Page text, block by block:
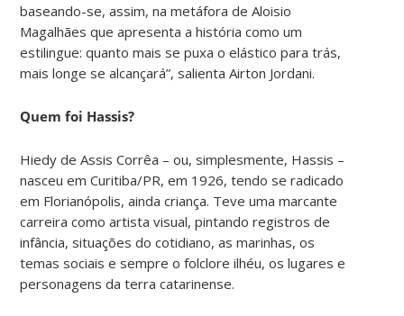
baseando-se, assim, na metáfora de Aloisio
Magalhães que apresenta a história como um
estilingue: quanto mais se puxa o elástico para trás,
mais longe se alcançará”, salienta Airton Jordani.
Quem foi Hassis?
Hiedy de Assis Corrêa – ou, simplesmente, Hassis –
nasceu em Curitiba/PR, em 1926, tendo se radicado
em Florianópolis, ainda criança. Teve uma marcante
carreira como artista visual, pintando registros de
infância, situações do cotidiano, as marinhas, os
temas sociais e sempre o folclore ilhéu, os lugares e
personagens da terra catarinense.